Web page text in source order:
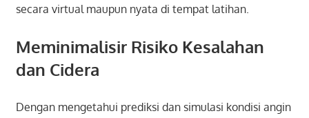
secara virtual maupun nyata di tempat latihan.
Meminimalisir Risiko Kesalahan
dan Cidera
Dengan mengetahui prediksi dan simulasi kondisi angin